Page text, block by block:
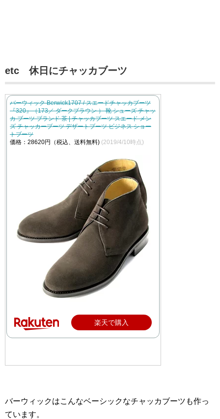
etc 休日にチャッカブーツ
バーウィック Berwick1707 / スエードチャッカブーツ
『320』（173／ ダークブラウン ） 靴 シューズ チャッ
カ ブーツ ブランド 茶 | チャッカブーツ スエード メン
ズ チャッカーブーツ デザートブーツ ビジネス ショー
トブーツ
価格：28620円（税込、送料無料) (2019/4/10時点)
楽天で購入
バーウィックはこんなベーシックなチャッカブーツも作っ
ています。